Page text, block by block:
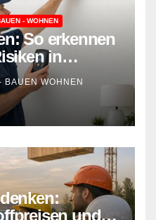
- WOHNEN
So erkennen
in
BAUEN WOHNEN
und